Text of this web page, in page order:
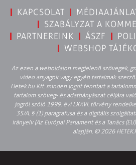
KAPCSOLAT
SZABÁLYZAT A
PARTNEREINK
ÁSZF
WEBSHOP
Az ezen a weboldalon megjelenő szövegek,
video anyagok vagy egyéb tartalmak
Hetek.hu Kft. minden jogot fenntart a
tartalom szöveg- és adatbányászat céljára
jogról szóló 1999. évi LXXVI. törvény
35/A. § (1) paragrafusa és a digitális
irányelv (Az Európai Parlament és a Tanács
alapján. © 2026